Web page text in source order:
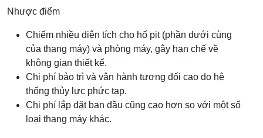
Nhược điểm
Chiếm nhiều diện tích cho hố pit (phần dưới cùng
của thang máy) và phòng máy, gây hạn chế về
không gian thiết kế.
Chi phí bảo trì và vận hành tương đối cao do hệ
thống thủy lực phức tạp.
Chi phí lắp đặt ban đầu cũng cao hơn so với một số
loại thang máy khác.